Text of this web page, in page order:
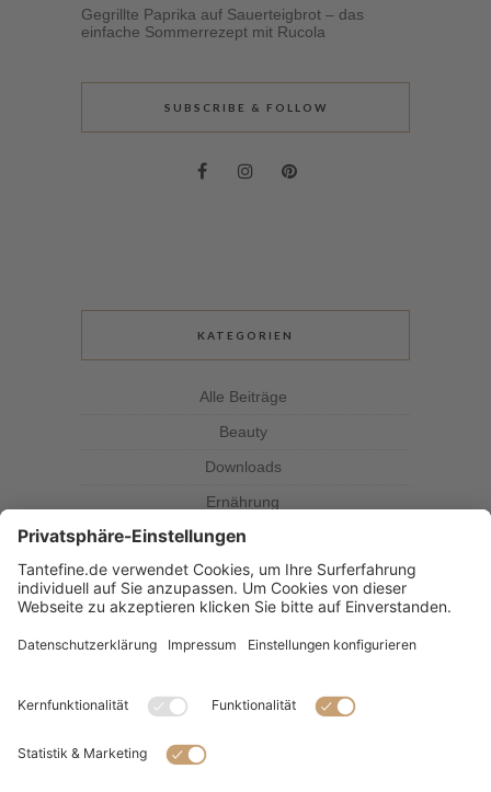
Gegrillte Paprika auf Sauerteigbrot – das
einfache Sommerrezept mit Rucola
SUBSCRIBE & FOLLOW
KATEGORIEN
Alle Beiträge
Beauty
Downloads
Ernährung
Kolumne
Kräuterkunde
Magazin
Rezepte